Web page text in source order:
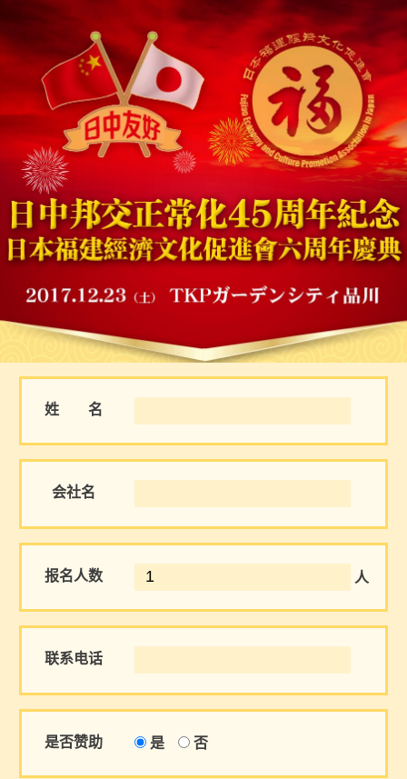
姓 名
会社名
报名人数 人
联系电话
是否赞助 是 否